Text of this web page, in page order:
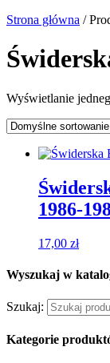
Strona główna /
Wyświetlanie
1986-
17,00 zł
Wyszukaj w
Szukaj:
Kategorie